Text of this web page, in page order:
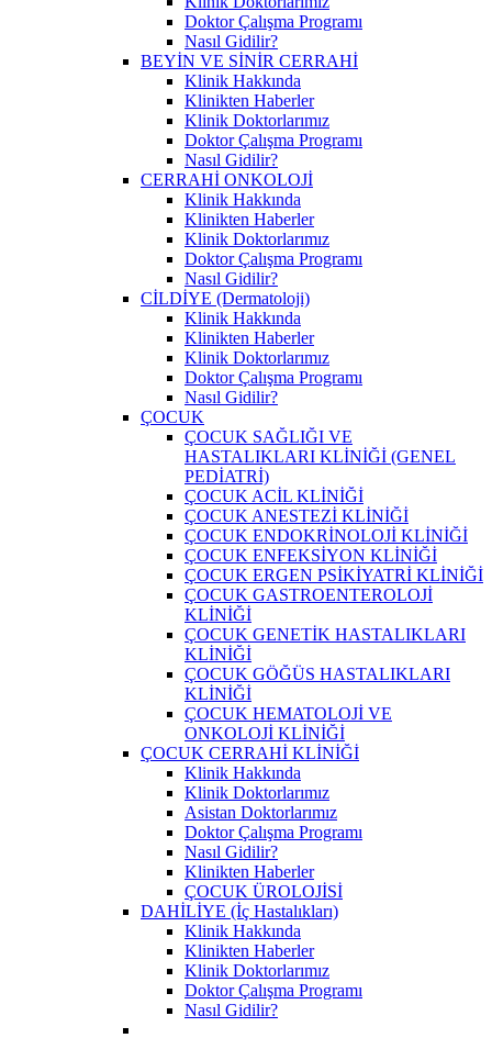
Doktor Çalışma Programı
Nasıl Gidilir?
BEYİN VE SİNİR CERRAHİ
Klinik Hakkında
Klinikten Haberler
Klinik Doktorlarımız
Doktor Çalışma Programı
Nasıl Gidilir?
CERRAHİ ONKOLOJİ
Klinik Hakkında
Klinikten Haberler
Klinik Doktorlarımız
Doktor Çalışma Programı
Nasıl Gidilir?
CİLDİYE (Dermatoloji)
Klinik Hakkında
Klinikten Haberler
Klinik Doktorlarımız
Doktor Çalışma Programı
Nasıl Gidilir?
ÇOCUK
ÇOCUK SAĞLIĞI VE
HASTALIKLARI KLİNİĞİ (GENEL
PEDİATRİ)
ÇOCUK ACİL KLİNİĞİ
ÇOCUK ANESTEZİ KLİNİĞİ
ÇOCUK ENDOKRİNOLOJİ KLİNİĞİ
ÇOCUK ENFEKSİYON KLİNİĞİ
ÇOCUK ERGEN PSİKİYATRİ KLİNİĞİ
ÇOCUK GASTROENTEROLOJİ
KLİNİĞİ
ÇOCUK GENETİK HASTALIKLARI
KLİNİĞİ
ÇOCUK GÖĞÜS HASTALIKLARI
KLİNİĞİ
ÇOCUK HEMATOLOJİ VE
ONKOLOJİ KLİNİĞİ
ÇOCUK CERRAHİ KLİNİĞİ
Klinik Hakkında
Klinik Doktorlarımız
Asistan Doktorlarımız
Doktor Çalışma Programı
Nasıl Gidilir?
Klinikten Haberler
ÇOCUK ÜROLOJİSİ
DAHİLİYE (İç Hastalıkları)
Klinik Hakkında
Klinikten Haberler
Klinik Doktorlarımız
Doktor Çalışma Programı
Nasıl Gidilir?